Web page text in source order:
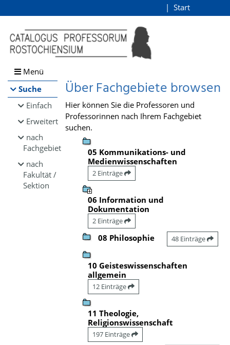
Browsen
direkt zum Inhalt
Start
Menü
Suche
Einfach
Erweitert
nach
Fachgebiet
nach
Fakultät /
Sektion
Über Fachgebiete browsen
Hier können Sie die Professoren und
Professorinnen nach Ihrem Fachgebiet
suchen.
05 Kommunikations- und
Medienwissenschaften
2 Einträge
06 Information und
Dokumentation
2 Einträge
08 Philosophie 48 Einträge
10 Geisteswissenschaften
allgemein
12 Einträge
11 Theologie,
Religionswissenschaft
197 Einträge